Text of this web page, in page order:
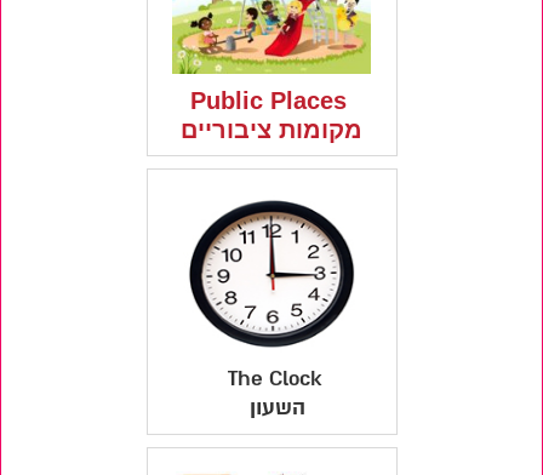
Public Places
מקומות ציבוריים
The Clock
השעון